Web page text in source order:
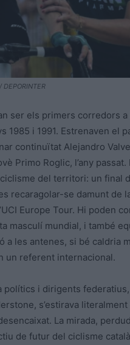
ser els primers corredors
1985 i 1991. Estrenaven el
continuïtat Alejandro
Primo Roglic, l’any
del territori: un final
recaragolar-se damunt de
Europe Tour. Hi poden
masculí mundial, i també
a les antenes, si bé caldria
un referent internacional.
polítics i dirigents
s’estirava
La mirada,
de futur del ciclisme